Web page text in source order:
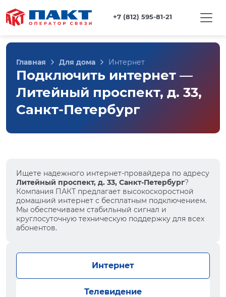
+7 (812) 595-81-21
Главная Для дома Интернет
Подключить интернет —
Литейный проспект, д. 33,
Санкт-Петербург
Ищете надежного интернет-провайдера по адресу
Литейный проспект, д. 33, Санкт-Петербург?
Компания ПАКТ предлагает высокоскоростной
домашний интернет с бесплатным подключением.
Мы обеспечиваем стабильный сигнал и
круглосуточную техническую поддержку для всех
абонентов.
Интернет
Телевидение